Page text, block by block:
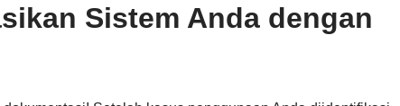
Sistem Anda dengan